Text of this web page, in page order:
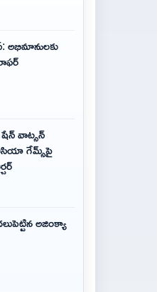
అభిమానులకు
షేన్ వాట్సన్
ఆసియా గేమ్స్‌పై
అజింక్యా